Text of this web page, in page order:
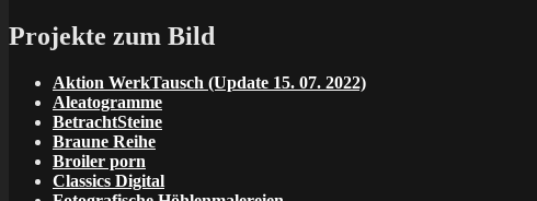
Projekte zum Bild
Aktion WerkTausch (Update 15. 07. 2022)
Aleatogramme
BetrachtSteine
Braune Reihe
Broiler porn
Classics Digital